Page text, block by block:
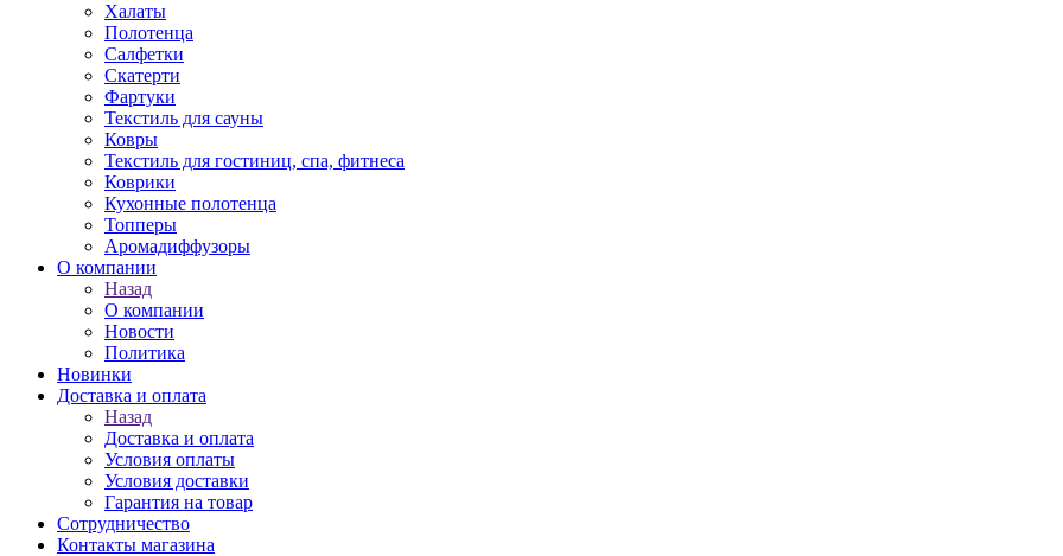
Халаты
Полотенца
Салфетки
Скатерти
Фартуки
Текстиль для сауны
Ковры
Текстиль для гостиниц, спа, фитнеса
Коврики
Кухонные полотенца
Топперы
Аромадиффузоры
О компании
Назад
О компании
Новости
Политика
Новинки
Доставка и оплата
Назад
Доставка и оплата
Условия оплаты
Условия доставки
Гарантия на товар
Сотрудничество
Контакты магазина